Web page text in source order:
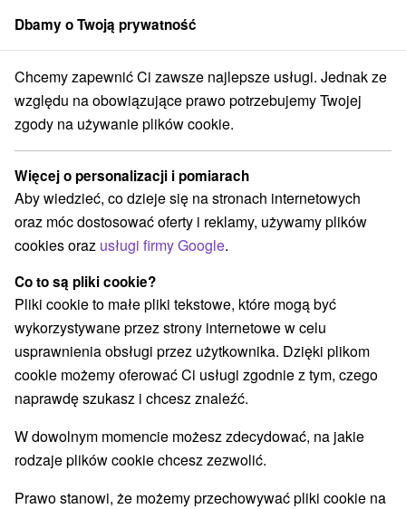
członek grupySorger
prenájom Stredné Slovensko Žilinský kraj Liptovská Kokava
Chaty na prenájom Liptovská
Kokava
Kategorie
Wszystkie kategorie
Apartmány
Chaty na prenájom(3)
Wybierz lokalizację lub datę
WSZYSTKO NAJTAŃSZE NAJDROŻSZE NA
Dbamy o Twoją prywatność
Chcemy zapewnić Ci zawsze najlepsze usługi. Jednak ze
względu na obowiązujące prawo potrzebujemy Twojej
zgody na używanie plików cookie.
Więcej o personalizacji i pomiarach
Aby wiedzieć, co dzieje się na stronach internetowych
oraz móc dostosować oferty i reklamy, używamy plików
cookies oraz usługi firmy Google.
Co to są pliki cookie?
Pliki cookie to małe pliki tekstowe, które mogą być
wykorzystywane przez strony internetowe w celu
usprawnienia obsługi przez użytkownika. Dzięki plikom
cookie możemy oferować Ci usługi zgodnie z tym, czego
naprawdę szukasz i chcesz znaleźć.
W dowolnym momencie możesz zdecydować, na jakie
rodzaje plików cookie chcesz zezwolić.
Prawo stanowi, że możemy przechowywać pliki cookie na